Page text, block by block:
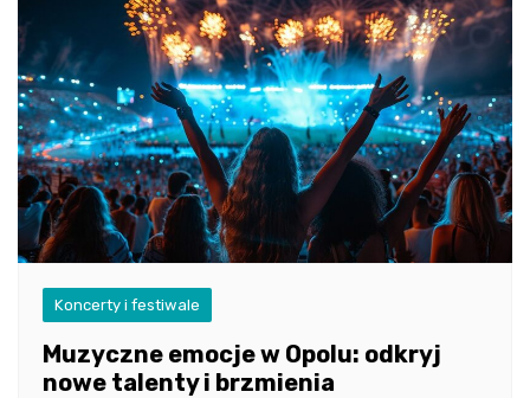
Koncerty i festiwale
Muzyczne emocje w Opolu: odkryj
nowe talenty i brzmienia